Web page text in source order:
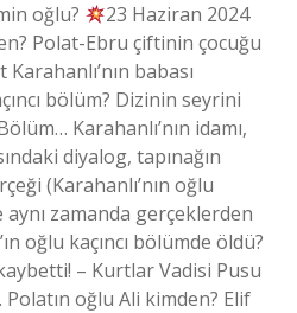
oğlu?
23 Haziran 2024
Polat-Ebru çiftinin çocuğu
babası
bölüm? Dizinin seyrini
Karahanlı’nın idamı,
diyalog, tapınağın
(Karahanlı’nın oğlu
zamanda gerçeklerden
oğlu kaçıncı bölümde öldü?
– Kurtlar Vadisi Pusu
oğlu Ali kimden? Elif